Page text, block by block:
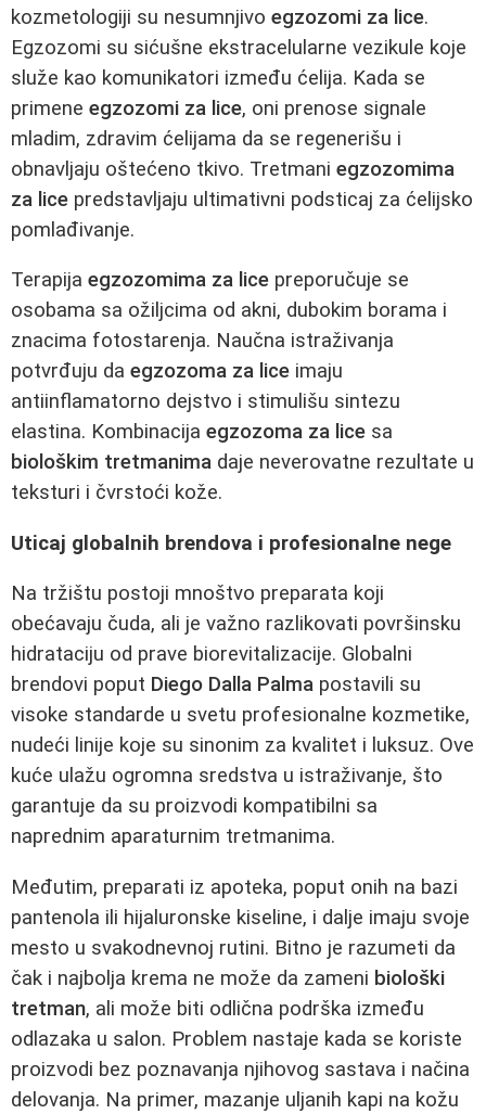
kozmetologiji su nesumnjivo egzozomi za lice.
Egzozomi su sićušne ekstracelularne vezikule koje
služe kao komunikatori između ćelija. Kada se
primene egzozomi za lice, oni prenose signale
mladim, zdravim ćelijama da se regenerišu i
obnavljaju oštećeno tkivo. Tretmani egzozomima
za lice predstavljaju ultimativni podsticaj za ćelijsko
pomlađivanje.
Terapija egzozomima za lice preporučuje se
osobama sa ožiljcima od akni, dubokim borama i
znacima fotostarenja. Naučna istraživanja
potvrđuju da egzozoma za lice imaju
antiinflamatorno dejstvo i stimulišu sintezu
elastina. Kombinacija egzozoma za lice sa
biološkim tretmanima daje neverovatne rezultate u
teksturi i čvrstoći kože.
Uticaj globalnih brendova i profesionalne nege
Na tržištu postoji mnoštvo preparata koji
obećavaju čuda, ali je važno razlikovati površinsku
hidrataciju od prave biorevitalizacije. Globalni
brendovi poput Diego Dalla Palma postavili su
visoke standarde u svetu profesionalne kozmetike,
nudeći linije koje su sinonim za kvalitet i luksuz. Ove
kuće ulažu ogromna sredstva u istraživanje, što
garantuje da su proizvodi kompatibilni sa
naprednim aparaturnim tretmanima.
Međutim, preparati iz apoteka, poput onih na bazi
pantenola ili hijaluronske kiseline, i dalje imaju svoje
mesto u svakodnevnoj rutini. Bitno je razumeti da
čak i najbolja krema ne može da zameni biološki
tretman, ali može biti odlična podrška između
odlazaka u salon. Problem nastaje kada se koriste
proizvodi bez poznavanja njihovog sastava i načina
delovanja. Na primer, mazanje uljanih kapi na kožu